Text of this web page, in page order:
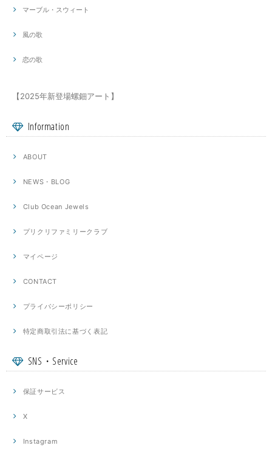
マーブル・スウィート
風の歌
恋の歌
【2025年新登場螺鈿アート】
Information
ABOUT
NEWS・BLOG
Club Ocean Jewels
プリクリファミリークラブ
マイページ
CONTACT
プライバシーポリシー
特定商取引法に基づく表記
SNS・Service
保証サービス
X
Instagram